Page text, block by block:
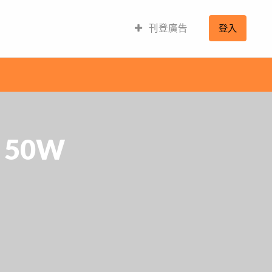
刊登廣告 登入
50W